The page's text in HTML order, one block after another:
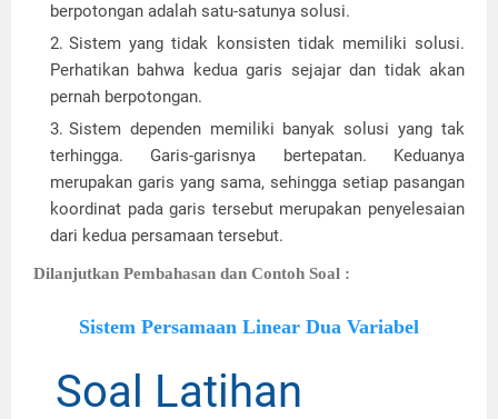
berpotongan adalah satu-satunya solusi.
Sistem yang tidak konsisten tidak memiliki solusi.
Perhatikan bahwa kedua garis sejajar dan tidak akan
pernah berpotongan.
Sistem dependen memiliki banyak solusi yang tak
terhingga. Garis-garisnya bertepatan. Keduanya
merupakan garis yang sama, sehingga setiap pasangan
koordinat pada garis tersebut merupakan penyelesaian
dari kedua persamaan tersebut.
Dilanjutkan Pembahasan dan Contoh Soal :
Sistem Persamaan Linear Dua Variabel
Soal Latihan